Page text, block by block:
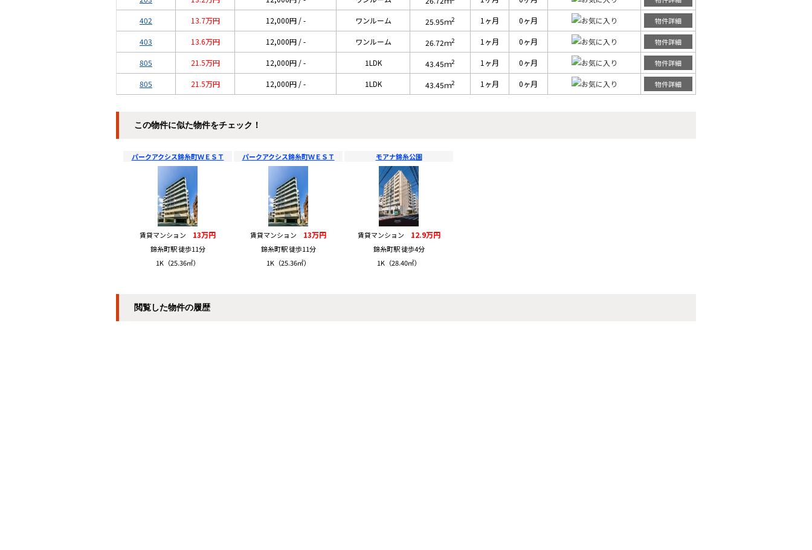
402 13.7万円 12,000円 / - ワンルーム 25.95ｍ2 1ヶ月 0ヶ月 物件詳細
403 13.6万円 12,000円 / - ワンルーム 26.72ｍ2 1ヶ月 0ヶ月 物件詳細
805 21.5万円 12,000円 / - 1LDK 43.45ｍ2 1ヶ月 0ヶ月 物件詳細
805 21.5万円 12,000円 / - 1LDK 43.45ｍ2 1ヶ月 0ヶ月 物件詳細
この物件に似た物件をチェック！
パークアクシス錦糸町ＷＥＳＴ
賃貸マンション 13万円
錦糸町駅 徒歩11分
1K（25.36㎡）
パークアクシス錦糸町ＷＥＳＴ
賃貸マンション 13万円
錦糸町駅 徒歩11分
1K（25.36㎡）
モアナ錦糸公園
賃貸マンション 12.9万円
錦糸町駅 徒歩4分
1K（28.40㎡）
閲覧した物件の履歴